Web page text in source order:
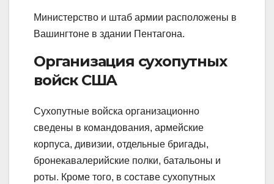
Министерство и штаб армии расположены в
Вашингтоне в здании Пентагона.
Организация сухопутных
войск США
Сухопутные войска организационно
сведены в командования, армейские
корпуса, дивизии, отдельные бригады,
бронекавалерийские полки, батальоны и
роты. Кроме того, в составе сухопутных